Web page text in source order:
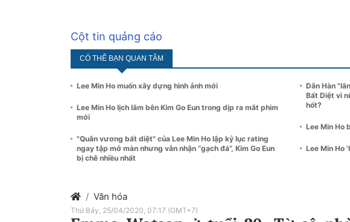
Cột tin quảng cáo
CÓ THỂ BẠN QUAN TÂM
Lee Min Ho muốn xây dựng hình ảnh mới
Lee Min Ho lịch lãm bên Kim Go Eun trong dịp ra mắt phim
mới
"Quân vương bất diệt" của Lee Min Ho lập kỷ lục rating
ngay tập mở màn nhưng vẫn nhận “gạch đá”, Kim Go Eun
bị chê nhiều nhất
Dân Hàn
Bất Diệt vì
hốt?
Lee Min Ho
Lee Min Ho
Văn hóa
Thứ Bảy, 25/04/2020, 07:17 (GMT+7)